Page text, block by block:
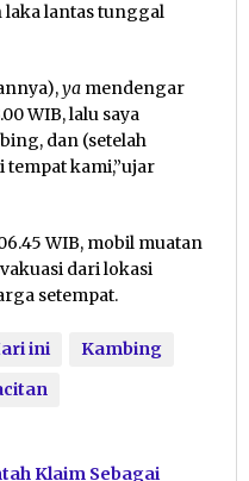
lantas tunggal
ya mendengar
WIB, lalu saya
dan (setelah
kami,”ujar
WIB, mobil muatan
dari lokasi
setempat.
ini
Kambing
Klaim Sebagai